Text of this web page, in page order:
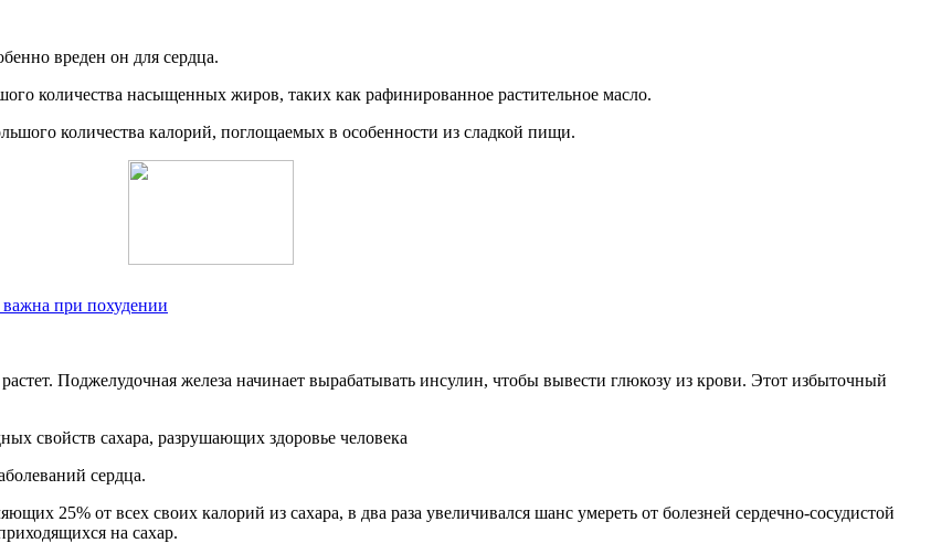
вреден он для сердца.
количества насыщенных жиров, таких как рафинированное растительное масло.
количества калорий, поглощаемых в особенности из сладкой пищи.
важна при похудении
Поджелудочная железа начинает вырабатывать инсулин, чтобы вывести глюкозу из крови. Этот избыточный
сердца.
25% от всех своих калорий из сахара, в два раза увеличивался шанс умереть от болезней сердечно-сосудистой
на сахар.